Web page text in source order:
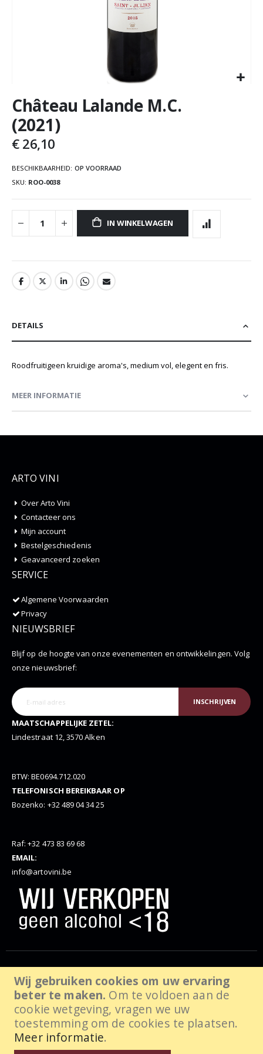
Wij gebruiken cookies om uw ervaring
beter te maken. Om te voldoen aan de
cookie wetgeving, vragen we uw
toestemming om de cookies te plaatsen.
Meer informatie.
Château Lalande M.C.
(2021)
€ 26,10
BESCHIKBAARHEID: OP VOORRAAD
SKU ROO-0038
IN WINKELWAGEN
DETAILS
Roodfruitigeen kruidige aroma's, medium vol, elegent en fris.
MEER INFORMATIE
ARTO VINI
Over Arto Vini
Contacteer ons
Mijn account
Bestelgeschiedenis
Geavanceerd zoeken
SERVICE
Algemene Voorwaarden
Privacy
NIEUWSBRIEF
Blijf op de hoogte van onze evenementen en ontwikkelingen. Volg
onze nieuwsbrief:
INSCHRIJVEN
MAATSCHAPPELIJKE ZETEL:
Lindestraat 12, 3570 Alken
BTW: BE0694.712.020
TELEFONISCH BEREIKBAAR OP
Bozenko: +32 489 04 34 25
Raf: +32 473 83 69 68
EMAIL:
info@artovini.be
© Artovini. 2025. Alle rechten voorbehouden, website door
wabanda.com